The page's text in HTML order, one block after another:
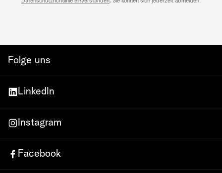
Folge uns
LinkedIn
Instagram
Facebook